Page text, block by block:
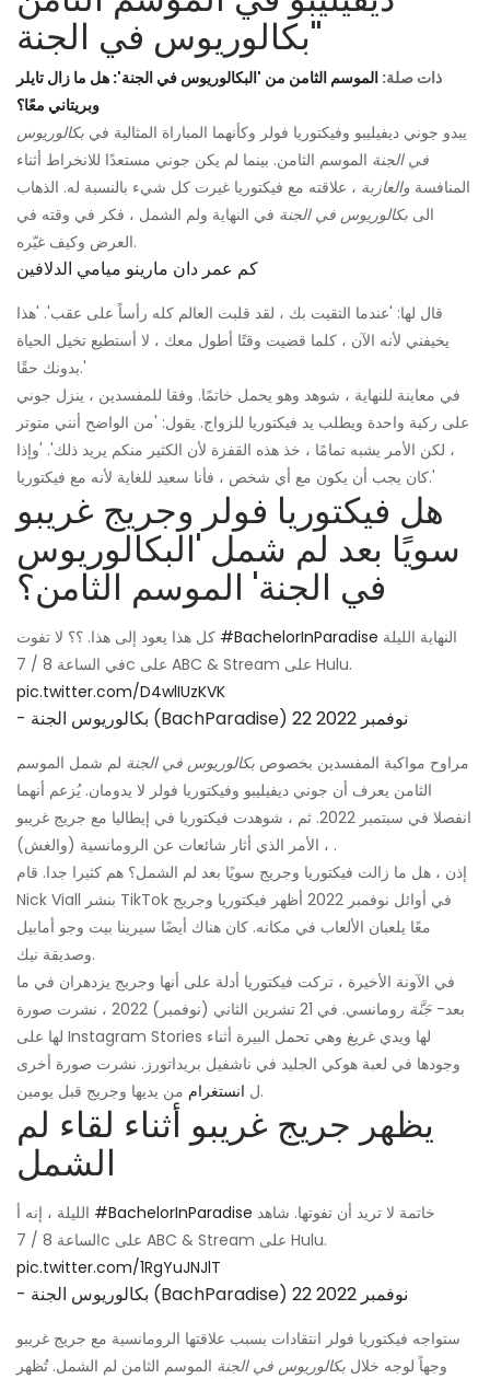
'بكالوريوس في الجنة'
ذات صلة: الموسم الثامن من 'البكالوريوس في الجنة': هل ما زال تايلر
وبريتاني معًا؟
يبدو جوني ديفيليبو وفيكتوريا فولر وكأنهما المباراة المثالية في بكالوريوس
في الجنة الموسم الثامن. بينما لم يكن جوني مستعدًا للانخراط أثناء
المنافسة والعازبة ، علاقته مع فيكتوريا غيرت كل شيء بالنسبة له. الذهاب
الى بكالوريوس في الجنة في النهاية ولم الشمل ، فكر في وقته في
العرض وكيف غيّره.
كم عمر دان مارينو ميامي الدلافين
قال لها: 'عندما التقيت بك ، لقد قلبت العالم كله رأساً على عقب'. 'هذا
يخيفني لأنه الآن ، كلما قضيت وقتًا أطول معك ، لا أستطيع تخيل الحياة
بدونك حقًا.'
في معاينة للنهاية ، شوهد وهو يحمل خاتمًا. وفقا للمفسدين ، ينزل جوني
على ركبة واحدة ويطلب يد فيكتوريا للزواج. يقول: 'من الواضح أنني متوتر
، لكن الأمر يشبه تمامًا ، خذ هذه القفزة لأن الكثير منكم يريد ذلك'. 'وإذا
كان يجب أن يكون مع أي شخص ، فأنا سعيد للغاية لأنه مع فيكتوريا.'
هل فيكتوريا فولر وجريج غريبو
سويًا بعد لم شمل 'البكالوريوس
في الجنة' الموسم الثامن؟
كل هذا يعود إلى هذا. ؟؟ لا تفوت #BachelorInParadise
في الساعة 8 / 7c على ABC & Stream على Hulu.
pic.twitter.com/D4wlIUzKVK
- بكالوريوس الجنة (BachParadise) 22 نوفمبر 2022
مراوح مواكبة المفسدين بخصوص بكالوريوس في الجنة لم شمل الموسم
الثامن يعرف أن جوني ديفيليبو وفيكتوريا فولر لا يدومان. يُزعم أنهما
انفصلا في سبتمبر 2022. ثم ، شوهدت فيكتوريا في إيطاليا مع جريج غريبو
، الأمر الذي أثار شائعات عن الرومانسية (والغش) .
إذن ، هل ما زالت فيكتوريا وجريج سويًا بعد لم الشمل؟ هم كثيرا جدا. قام
Nick Viall بنشر TikTok في أوائل نوفمبر 2022 أظهر فيكتوريا وجريج
معًا يلعبان الألعاب في مكانه. كان هناك أيضًا سيرينا بيت وجو أمابيل
وصديقة نيك.
في الآونة الأخيرة ، تركت فيكتوريا أدلة على أنها وجريج يزدهران في ما
بعد- جَنَّة
رومانسي. في 21 تشرين الثاني (نوفمبر) 2022 ، نشرت صورة
لها على Instagram Stories لها ويدي غريغ وهي تحمل البيرة أثناء
وجودها في لعبة هوكي الجليد في ناشفيل بريداتورز. نشرت صورة أخرى
ل انستغرام من يديها وجريج قبل يومين.
يظهر جريج غريبو أثناء لقاء لم
الشمل
الليلة ، إنه أ #BachelorInParadise
الساعة 8 / 7c على ABC & Stream على Hulu.
pic.twitter.com/1RgYuJNJlT
- بكالوريوس الجنة (BachParadise) 22 نوفمبر 2022
ستواجه فيكتوريا فولر انتقادات بسبب علاقتها الرومانسية مع جريج غريبو
وجهاً لوجه خلال بكالوريوس في الجنة الموسم الثامن لم الشمل. تُظهر